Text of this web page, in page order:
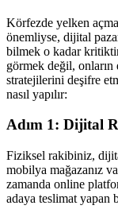
Körfezde yelken
önemliyse, dijital
bilmek o kadar
görmek değil,
stratejilerini deşifre
nasıl yapılır:
Adım 1: Dijital
Fiziksel rakibiniz,
mobilya mağazanız
zamanda online
adaya teslimat yapan